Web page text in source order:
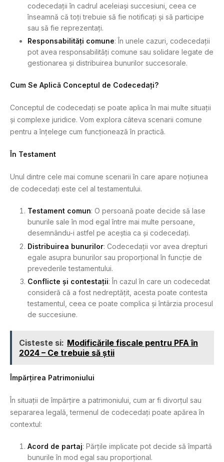
codecedații în cadrul aceleiași succesiuni, ceea ce
înseamnă că toți trebuie să fie notificați și să participe
sau să fie reprezentați.
Responsabilități comune: În unele cazuri, codecedații
pot avea responsabilități comune sau solidare legate de
gestionarea și distribuirea bunurilor succesorale.
Cum Se Aplică Conceptul de Codecedați?
Conceptul de codecedați se poate aplica în mai multe situații
și complexe juridice. Vom explora câteva scenarii comune
pentru a înțelege cum funcționează în practică.
În Testament
Unul dintre cele mai comune scenarii în care apare noțiunea
de codecedați este cel al testamentului.
Testament comun: O persoană poate decide să lase
bunurile sale în mod egal între mai multe persoane,
desemnându-i astfel pe aceștia ca și codecedați.
Distribuirea bunurilor: Codecedații vor avea drepturi
egale asupra bunurilor sau proporțional în funcție de
prevederile testamentului.
Conflicte și contestații: În cazul în care un codecedat
consideră că a fost nedreptățit, acesta poate contesta
testamentul, ceea ce poate complica și întârzia procesul
de succesiune.
Cisteste si: Modificările fiscale pentru PFA în
2024 – Ce trebuie să știi
Împărțirea Patrimoniului
În situații de împărțire a patrimoniului, cum ar fi divorțul sau
separarea legală, termenul de codecedați poate apărea în
contextul:
Acord de partaj: Părțile implicate pot decide să împartă
bunurile în mod egal sau proporțional.